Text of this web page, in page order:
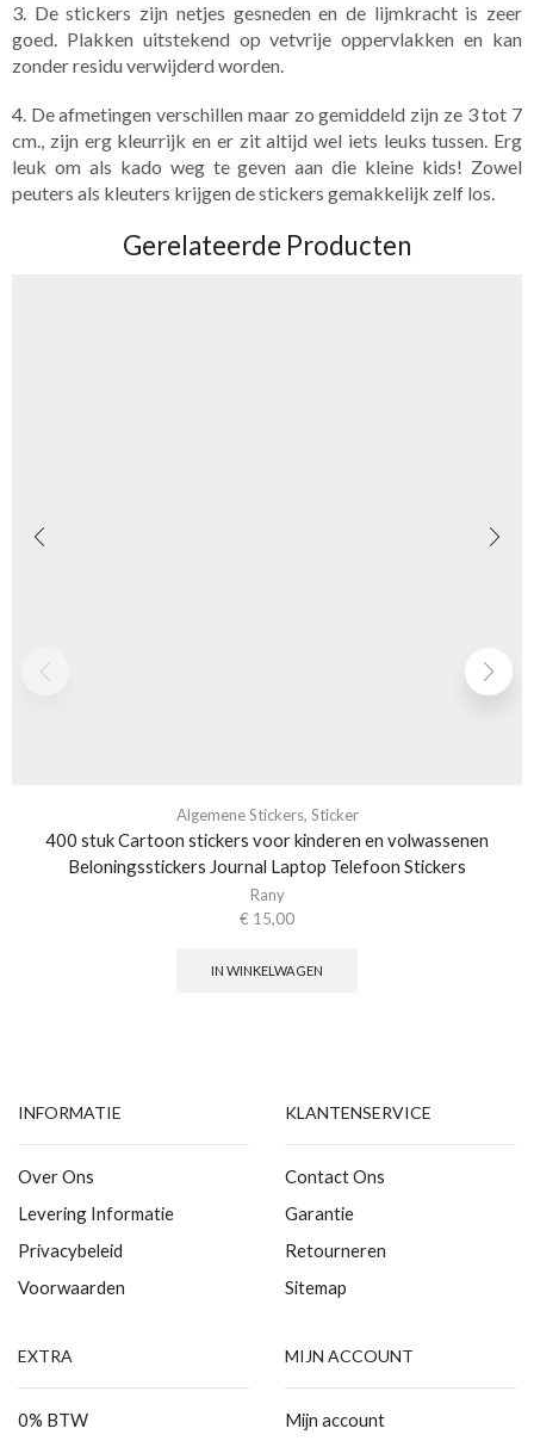
3. De stickers zijn netjes gesneden en de lijmkracht is zeer
goed. Plakken uitstekend op vetvrije oppervlakken en kan
zonder residu verwijderd worden.
4. De afmetingen verschillen maar zo gemiddeld zijn ze 3 tot 7
cm., zijn erg kleurrijk en er zit altijd wel iets leuks tussen. Erg
leuk om als kado weg te geven aan die kleine kids! Zowel
peuters als kleuters krijgen de stickers gemakkelijk zelf los.
Gerelateerde Producten
Algemene Stickers, Sticker
400 stuk Cartoon stickers voor kinderen en volwassenen
Beloningsstickers Journal Laptop Telefoon Stickers
Rany
€ 15,00
IN WINKELWAGEN
INFORMATIE
Over Ons
Levering Informatie
Privacybeleid
Voorwaarden
KLANTENSERVICE
Contact Ons
Garantie
Retourneren
Sitemap
EXTRA
0% BTW
MIJN ACCOUNT
Mijn account